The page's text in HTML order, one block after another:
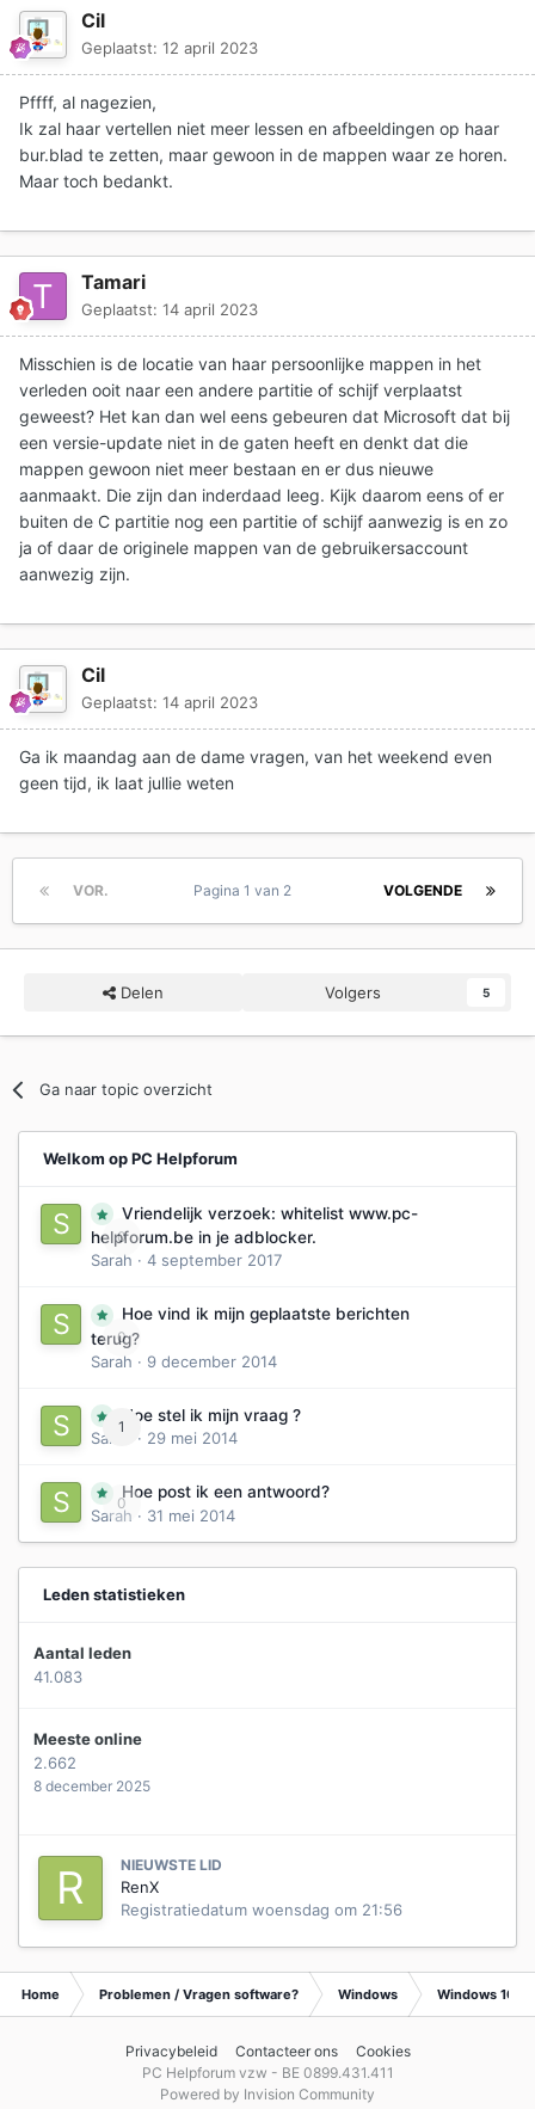
Cil
Geplaatst: 12 april 2023
Pffff, al nagezien,
Ik zal haar vertellen niet meer lessen en afbeeldingen op haar
bur.blad te zetten, maar gewoon in de mappen waar ze horen.
Maar toch bedankt.
Tamari
Geplaatst: 14 april 2023
Misschien is de locatie van haar persoonlijke mappen in het
verleden ooit naar een andere partitie of schijf verplaatst
geweest? Het kan dan wel eens gebeuren dat Microsoft dat bij
een versie-update niet in de gaten heeft en denkt dat die
mappen gewoon niet meer bestaan en er dus nieuwe
aanmaakt. Die zijn dan inderdaad leeg. Kijk daarom eens of er
buiten de C partitie nog een partitie of schijf aanwezig is en zo
ja of daar de originele mappen van de gebruikersaccount
aanwezig zijn.
Cil
Geplaatst: 14 april 2023
Ga ik maandag aan de dame vragen, van het weekend even
geen tijd, ik laat jullie weten
VOR. VOLGENDE
Pagina 1 van 2
Delen Volgers 5
Ga naar topic overzicht
Welkom op PC Helpforum
0
Vriendelijk verzoek: whitelist www.pc-
helpforum.be in je adblocker.
Sarah · 4 september 2017
0
Hoe vind ik mijn geplaatste berichten
terug?
Sarah · 9 december 2014
1
Hoe stel ik mijn vraag ?
Sarah
· 29 mei 2014
0
Hoe post ik een antwoord?
Sarah · 31 mei 2014
Leden statistieken
Aantal leden
41.083
Meeste online
2.662
8 december 2025
NIEUWSTE LID
RenX
Registratiedatum woensdag om 21:56
Home Problemen / Vragen software? Windows Windows 10
Privacybeleid Contacteer ons
Cookies
PC Helpforum vzw - BE 0899.431.411
Powered by Invision Community